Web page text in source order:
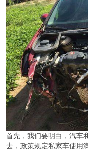
首先，我们要明白，汽车
去，政策规定私家车使用